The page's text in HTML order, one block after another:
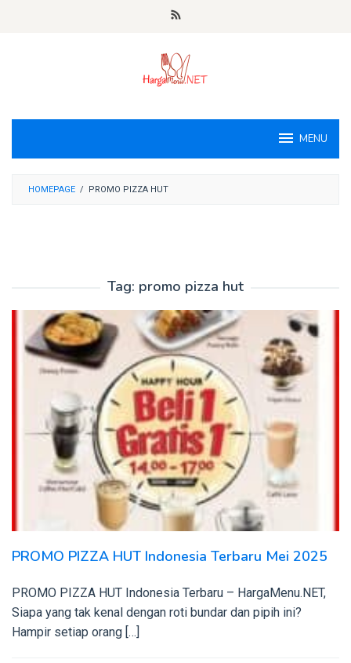
MENU
HOMEPAGE / PROMO PIZZA HUT
Tag: promo pizza hut
PROMO PIZZA HUT Indonesia Terbaru Mei 2025
PROMO PIZZA HUT Indonesia Terbaru – HargaMenu.NET,
Siapa yang tak kenal dengan roti bundar dan pipih ini?
Hampir setiap orang […]